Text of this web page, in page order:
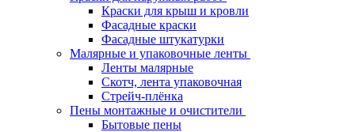
Краски для крыш и кровли
Фасадные краски
Фасадные штукатурки
Малярные и упаковочные ленты
Ленты малярные
Скотч, лента упаковочная
Стрейч-плёнка
Пены монтажные и очистители
Бытовые пены